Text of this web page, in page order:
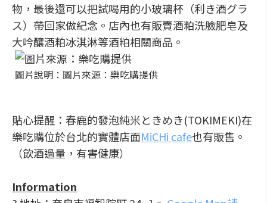
物，最後還可以把試喝用的小玻璃杯（利き酒グラ
ス）帶回家做紀念。店內也有販賣酒粕洗臉肥皂及
大吟釀酒粕冰淇淋等酒粕相關商品。
圖片說明：圖片來源：樂吃購提供
貼心提醒：春鹿的發泡純米ときめき(TOKIMEKI)在
樂吃購位於台北的實體店面MiCHi cafe也有販售。
（飲酒過量，有害健康）
Information